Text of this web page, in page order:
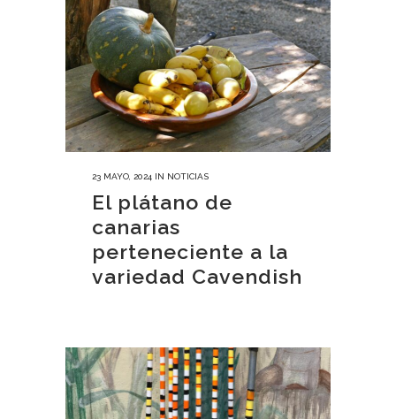
23 MAYO, 2024 IN NOTICIAS
El plátano de
canarias
perteneciente a la
variedad Cavendish